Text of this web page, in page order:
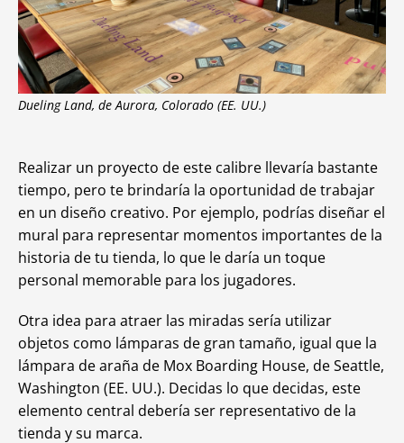
Dueling Land, de Aurora, Colorado (EE. UU.)
Realizar un proyecto de este calibre llevaría bastante
tiempo, pero te brindaría la oportunidad de trabajar
en un diseño creativo. Por ejemplo, podrías diseñar el
mural para representar momentos importantes de la
historia de tu tienda, lo que le daría un toque
personal memorable para los jugadores.
Otra idea para atraer las miradas sería utilizar
objetos como lámparas de gran tamaño, igual que la
lámpara de araña de Mox Boarding House, de Seattle,
Washington (EE. UU.). Decidas lo que decidas, este
elemento central debería ser representativo de la
tienda y su marca.